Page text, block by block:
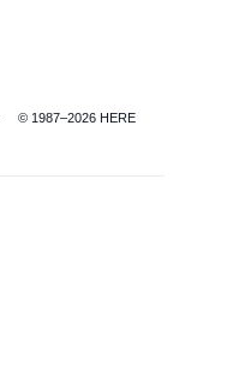
© 1987–2026 HERE